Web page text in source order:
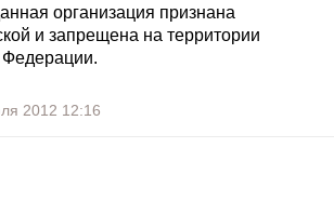
организация признана
и запрещена на территории
Федерации.
2012 12:16